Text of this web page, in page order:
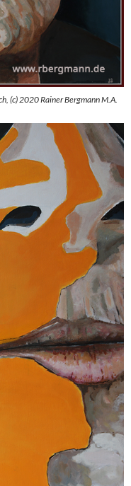
(c) 2020 Rainer Bergmann M.A.